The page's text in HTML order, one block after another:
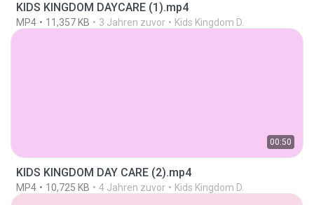
KIDS KINGDOM DAYCARE (1).mp4
MP4 11,357 KB 3 Jahren zuvor Kids Kingdom D.
00:50
KIDS KINGDOM DAY CARE (2).mp4
MP4 10,725 KB 4 Jahren zuvor Kids Kingdom D.